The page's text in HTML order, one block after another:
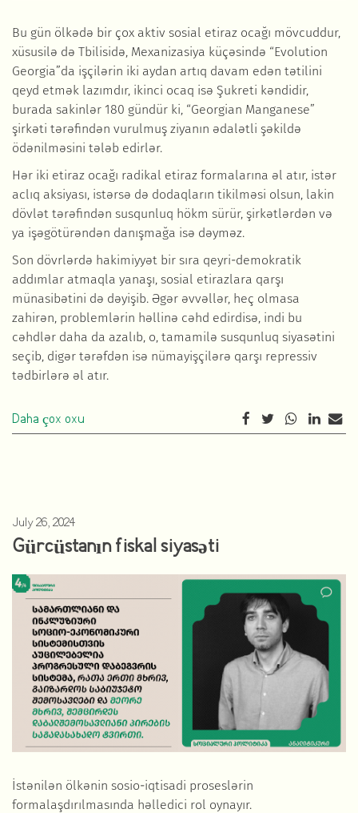
Bu gün ölkədə bir çox aktiv sosial etiraz ocağı mövcuddur,
xüsusilə də Tbilisidə, Mexanizasiya küçəsində “Evolution
Georgia”da işçilərin iki aydan artıq davam edən tətilini
qeyd etmək lazımdır, ikinci ocaq isə Şukreti kəndidir,
burada sakinlər 180 gündür ki, “Georgian Manganese”
şirkəti tərəfindən vurulmuş ziyanın ədalətli şəkildə
ödənilməsini tələb edirlər.
Hər iki etiraz ocağı radikal etiraz formalarına əl atır, istər
aclıq aksiyası, istərsə də dodaqların tikilməsi olsun, lakin
dövlət tərəfindən susqunluq hökm sürür, şirkətlərdən və
ya işəgötürəndən danışmağa isə dəyməz.
Son dövrlərdə hakimiyyət bir sıra qeyri-demokratik
addımlar atmaqla yanaşı, sosial etirazlara qarşı
münasibətini də dəyişib. Əgər əvvəllər, heç olmasa
zahirən, problemlərin həllinə cəhd edirdisə, indi bu
cəhdlər daha da azalıb, o, tamamilə susqunluq siyasətini
seçib, digər tərəfdən isə nümayişçilərə qarşı repressiv
tədbirlərə əl atır.
Daha çox oxu
July 26, 2024
Gürcüstanın fiskal siyasəti
İstənilən ölkənin sosio-iqtisadi proseslərin
formalaşdırılmasında həlledici rol oynayır.